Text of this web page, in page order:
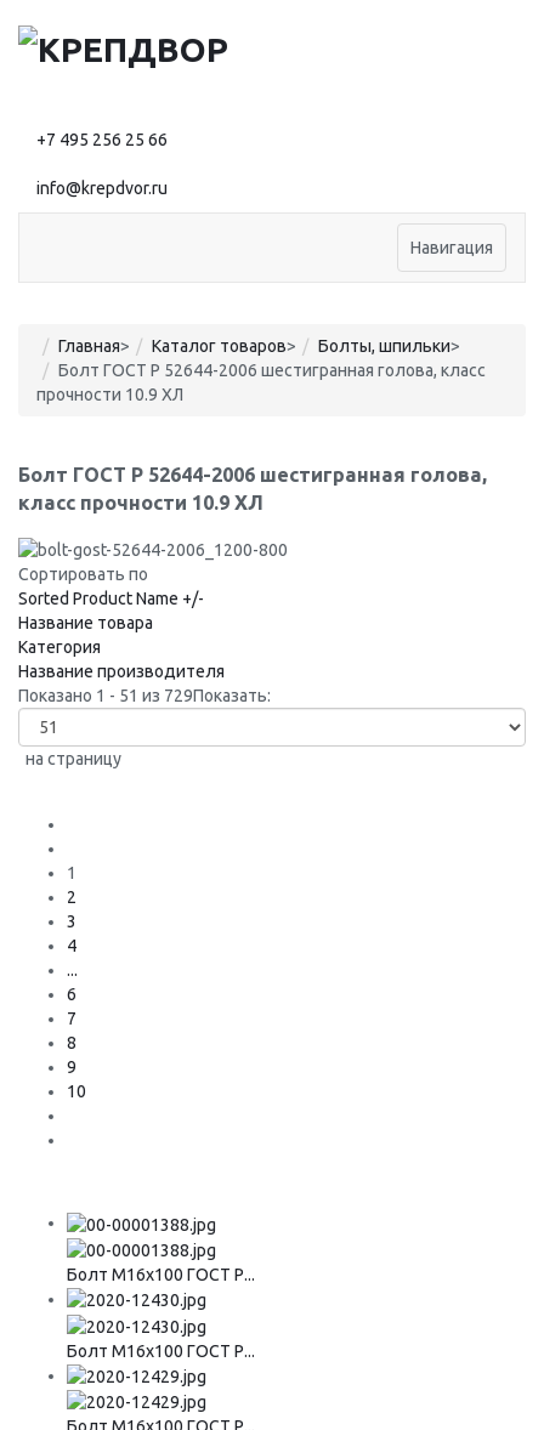
+7 495 256 25 66
info@krepdvor.ru
Навигация
Главная> Каталог товаров> Болты, шпильки>
Болт ГОСТ Р 52644-2006 шестигранная голова, класс
прочности 10.9 ХЛ
Болт ГОСТ Р 52644-2006 шестигранная голова,
класс прочности 10.9 ХЛ
Сортировать по
Sorted Product Name +/-
Название товара
Категория
Название производителя
Показано 1 - 51 из 729Показать:
на страницу
1
2
3
4
...
6
7
8
9
10
Болт М16х100 ГОСТ Р...
Болт М16х100 ГОСТ Р...